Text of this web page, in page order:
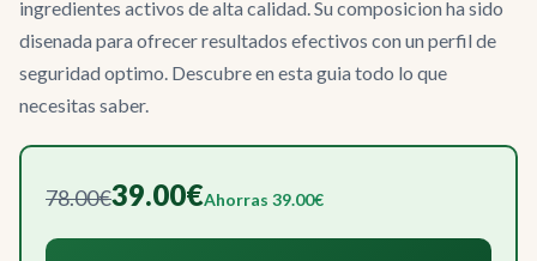
ingredientes activos de alta calidad. Su composicion ha sido
disenada para ofrecer resultados efectivos con un perfil de
seguridad optimo. Descubre en esta guia todo lo que
necesitas saber.
78.00€39.00€Ahorras 39.00€